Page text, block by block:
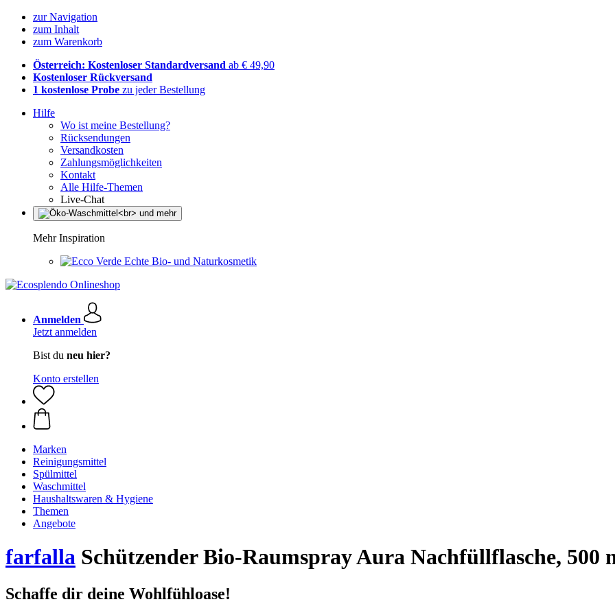
zur Navigation
zum Inhalt
zum Warenkorb
Österreich: Kostenloser Standardversand ab € 49,90
Kostenloser Rückversand
1 kostenlose Probe zu jeder Bestellung
Hilfe
Wo ist meine Bestellung?
Rücksendungen
Versandkosten
Zahlungsmöglichkeiten
Kontakt
Alle Hilfe-Themen
Live-Chat
Mehr Inspiration
Echte Bio- und Naturkosmetik
Anmelden
Jetzt anmelden
Bist du neu hier?
Konto erstellen
Marken
Reinigungsmittel
Spülmittel
Waschmittel
Haushaltswaren & Hygiene
Themen
Angebote
farfalla Schützender Bio-Raumspray Aura Nachfüllflasche, 500
Schaffe dir deine Wohlfühloase!